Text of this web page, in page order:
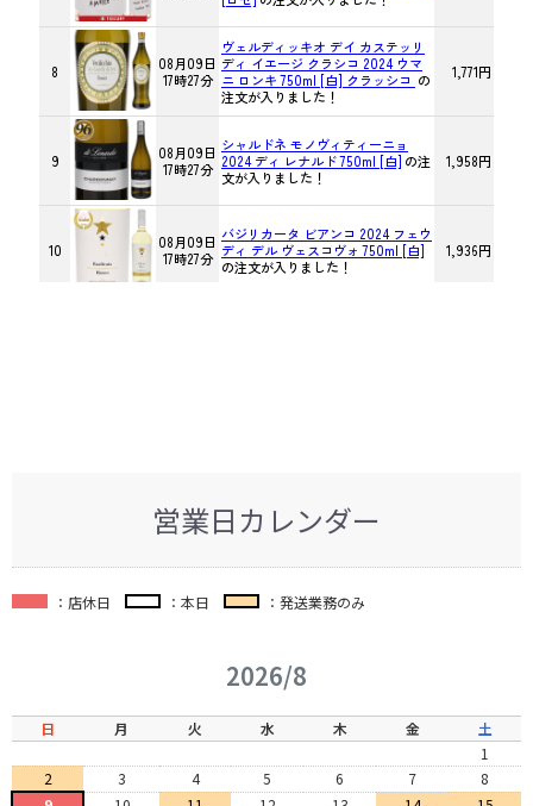
営業日カレンダー
：店休日 ：本日 ：発送業務のみ
2026/8
日 月 火 水 木 金
土
1
2
3 4 5 6 7
8